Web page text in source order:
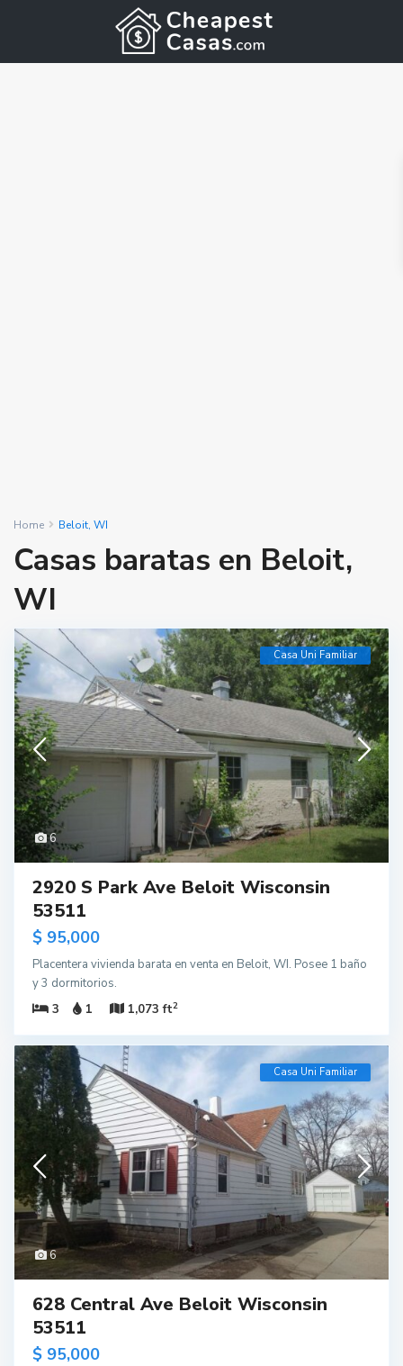
Home Beloit, WI
Casas baratas en Beloit,
WI
6
Casa Uni Familiar
2920 S Park Ave Beloit Wisconsin
53511
$ 95,000
Placentera vivienda barata en venta en Beloit, WI. Posee 1 baño
y 3 dormitorios.
3
1 1,073 ft2
6
Casa Uni Familiar
628 Central Ave Beloit Wisconsin
53511
$ 95,000